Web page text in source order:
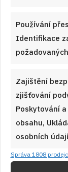
Používání
Identifikace
Zajištění
zjišťování
Poskytování
obsahu,
osobních
Správa 1808
Připravte si
který vás
přizpůsobit
ožijí s každým
ČÍST RECEPT